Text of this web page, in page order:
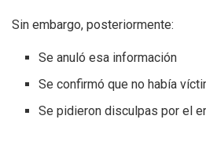
Sin embargo, posteriormente:
Se anuló esa información
Se confirmó que no había
Se pidieron disculpas por el